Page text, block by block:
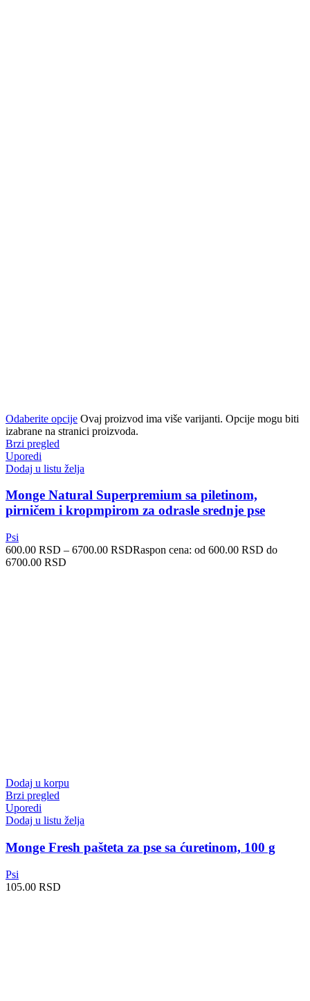
Odaberite opcije Ovaj proizvod ima više varijanti. Opcije mogu biti
izabrane na stranici proizvoda.
Brzi pregled
Uporedi
Dodaj u listu želja
Monge Natural Superpremium sa piletinom,
pirničem i kropmpirom za odrasle srednje pse
Psi
600.00 RSD – 6700.00 RSDRaspon cena: od 600.00 RSD do
6700.00 RSD
Dodaj u korpu
Brzi pregled
Uporedi
Dodaj u listu želja
Monge Fresh pašteta za pse sa ćuretinom, 100 g
Psi
105.00 RSD